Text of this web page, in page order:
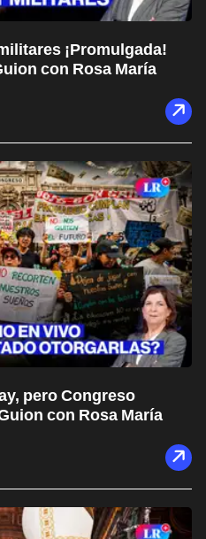
¡Promulgada!
con Rosa María
pero Congreso
con Rosa María